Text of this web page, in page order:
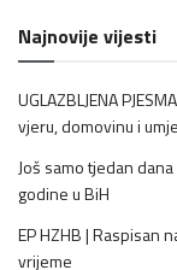
Najnovije vijesti
UGLAZBLJENA
vjeru, domovinu i
Još samo tjedan
godine u BiH
EP HZHB | Raspisan
vrijeme